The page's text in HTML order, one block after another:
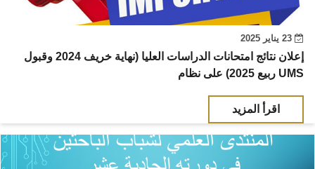
إعلان نتائج امتحانات الدراسات العليا (نهاية خريف 2024 وقبول
ربيع 2025) على نظام UMS
اقرأ المزيد